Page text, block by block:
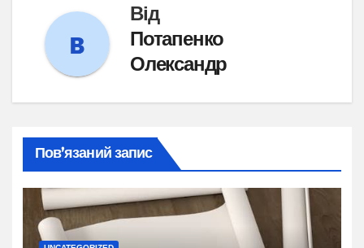
Від
Потапенко
Олександр
Пов’язаний запис